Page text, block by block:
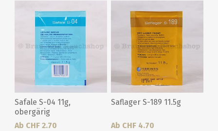
Safale S-04 11g,
obergärig
Ab CHF 2.70
Saflager S-189 11.5g
Ab CHF 4.70